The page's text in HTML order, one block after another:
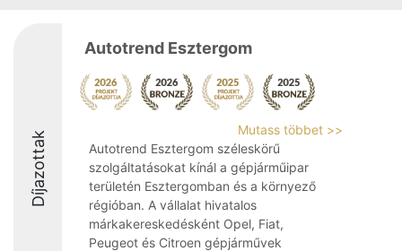
Díjazottak
Autotrend Esztergom
Mutass többet >>
Autotrend Esztergom széleskörű
szolgáltatásokat kínál a gépjárműipar
területén Esztergomban és a környező
régióban. A vállalat hivatalos
márkakereskedésként Opel, Fiat,
Peugeot és Citroen gépjárművek